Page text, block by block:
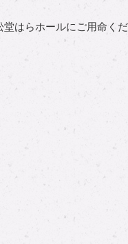
はらホールにご用命くだ